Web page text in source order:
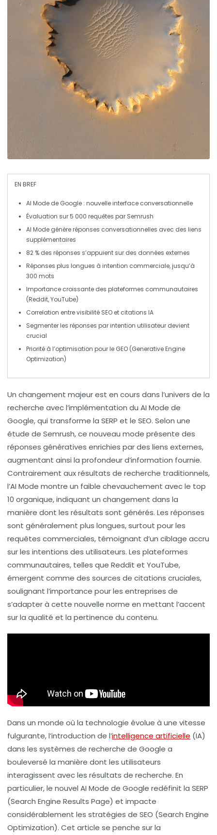
EN BREF
AI Mode de Google : nouvelle interface conversationnelle
Évaluation sur5 000 requêtes par Semrush
AI Mode génèreréponses conversationnelles avec des liens
supplémentaires
82 % des réponses s’appuient sur des données externes
Réponses plus longues à intention commerciale, jusqu’à
300 mots
Importance croissante des plateformes communautaires
(Reddit, YouTube)
Correlation entrevisibilité SEO et citations IA
Segmenter les réponses parintention utilisateur devient
crucial
Priorité à l’optimisation pour le GEO (Generative Engine
Optimization)
Un changement majeur est en cours dans l’univers de la
recherche avec l’implémentation du AI Mode de
Google, qui transforme la SERP et le SEO. Selon une
étude de Semrush, ce nouveau mode présente des
réponses génératives enrichies par des liens externes,
augmentant ainsi la profondeur d’information fournie.
Contrairement aux résultats de recherche traditionnels,
l’AI Mode montre un faible chevauchement avec le top
10 organique, indiquant un changement dans la
manière dont les résultats sont générés. Les réponses
sont généralement plus longues, surtout pour les
requêtes commerciales, témoignant d’un ciblage accru
sur les intentions des utilisateurs. Les plateformes
communautaires, telles que Reddit et YouTube,
émergent comme des sources de citations cruciales,
soulignant l’importance pour les entreprises de
s’adapter à cette nouvelle norme en mettant l’accent
sur la qualité et la pertinence du contenu.
Dans un monde où la technologie évolue à une vitesse
fulgurante, l’introduction de l’intelligence artificielle (IA)
dans les systèmes de recherche de Google a
bouleversé la manière dont les utilisateurs
interagissent avec les résultats de recherche. En
particulier, le nouvel AI Mode de Google redéfinit la SERP
(Search Engine Results Page) et impacte
considérablement les stratégies de SEO (Search Engine
Optimization). Cet article se penche sur la